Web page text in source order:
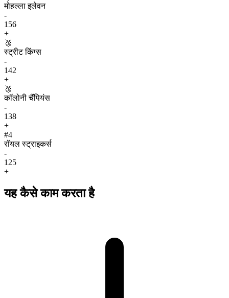
मोहल्ला इलेवन
-
156
+
🥈
स्ट्रीट किंग्स
-
142
+
🥉
कॉलोनी चैंपियंस
-
138
+
#4
रॉयल स्ट्राइकर्स
-
125
+
यह कैसे काम करता है